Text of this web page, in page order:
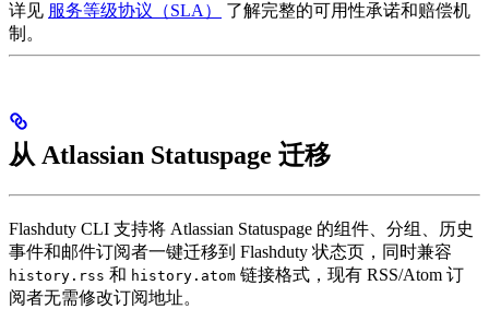
详见 服务等级协议（SLA）
了解完整的可用性承诺和赔偿机
制。
从 Atlassian Statuspage 迁移
Flashduty CLI 支持将 Atlassian Statuspage 的组件、分组、历史
事件和邮件订阅者一键迁移到 Flashduty 状态页，同时兼容
history.rss 和 history.atom 链接格式，现有 RSS/Atom 订
阅者无需修改订阅地址。